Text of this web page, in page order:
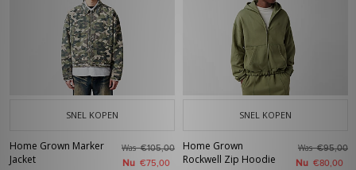
SNEL KOPEN
Home Grown Marker
Jacket
Was€105,00
Nu €75,00
SNEL KOPEN
Home Grown
Rockwell Zip Hoodie
Was€95,00
Nu €80,00